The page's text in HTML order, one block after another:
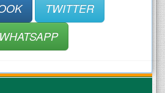
TWITTER
WHATSAPP